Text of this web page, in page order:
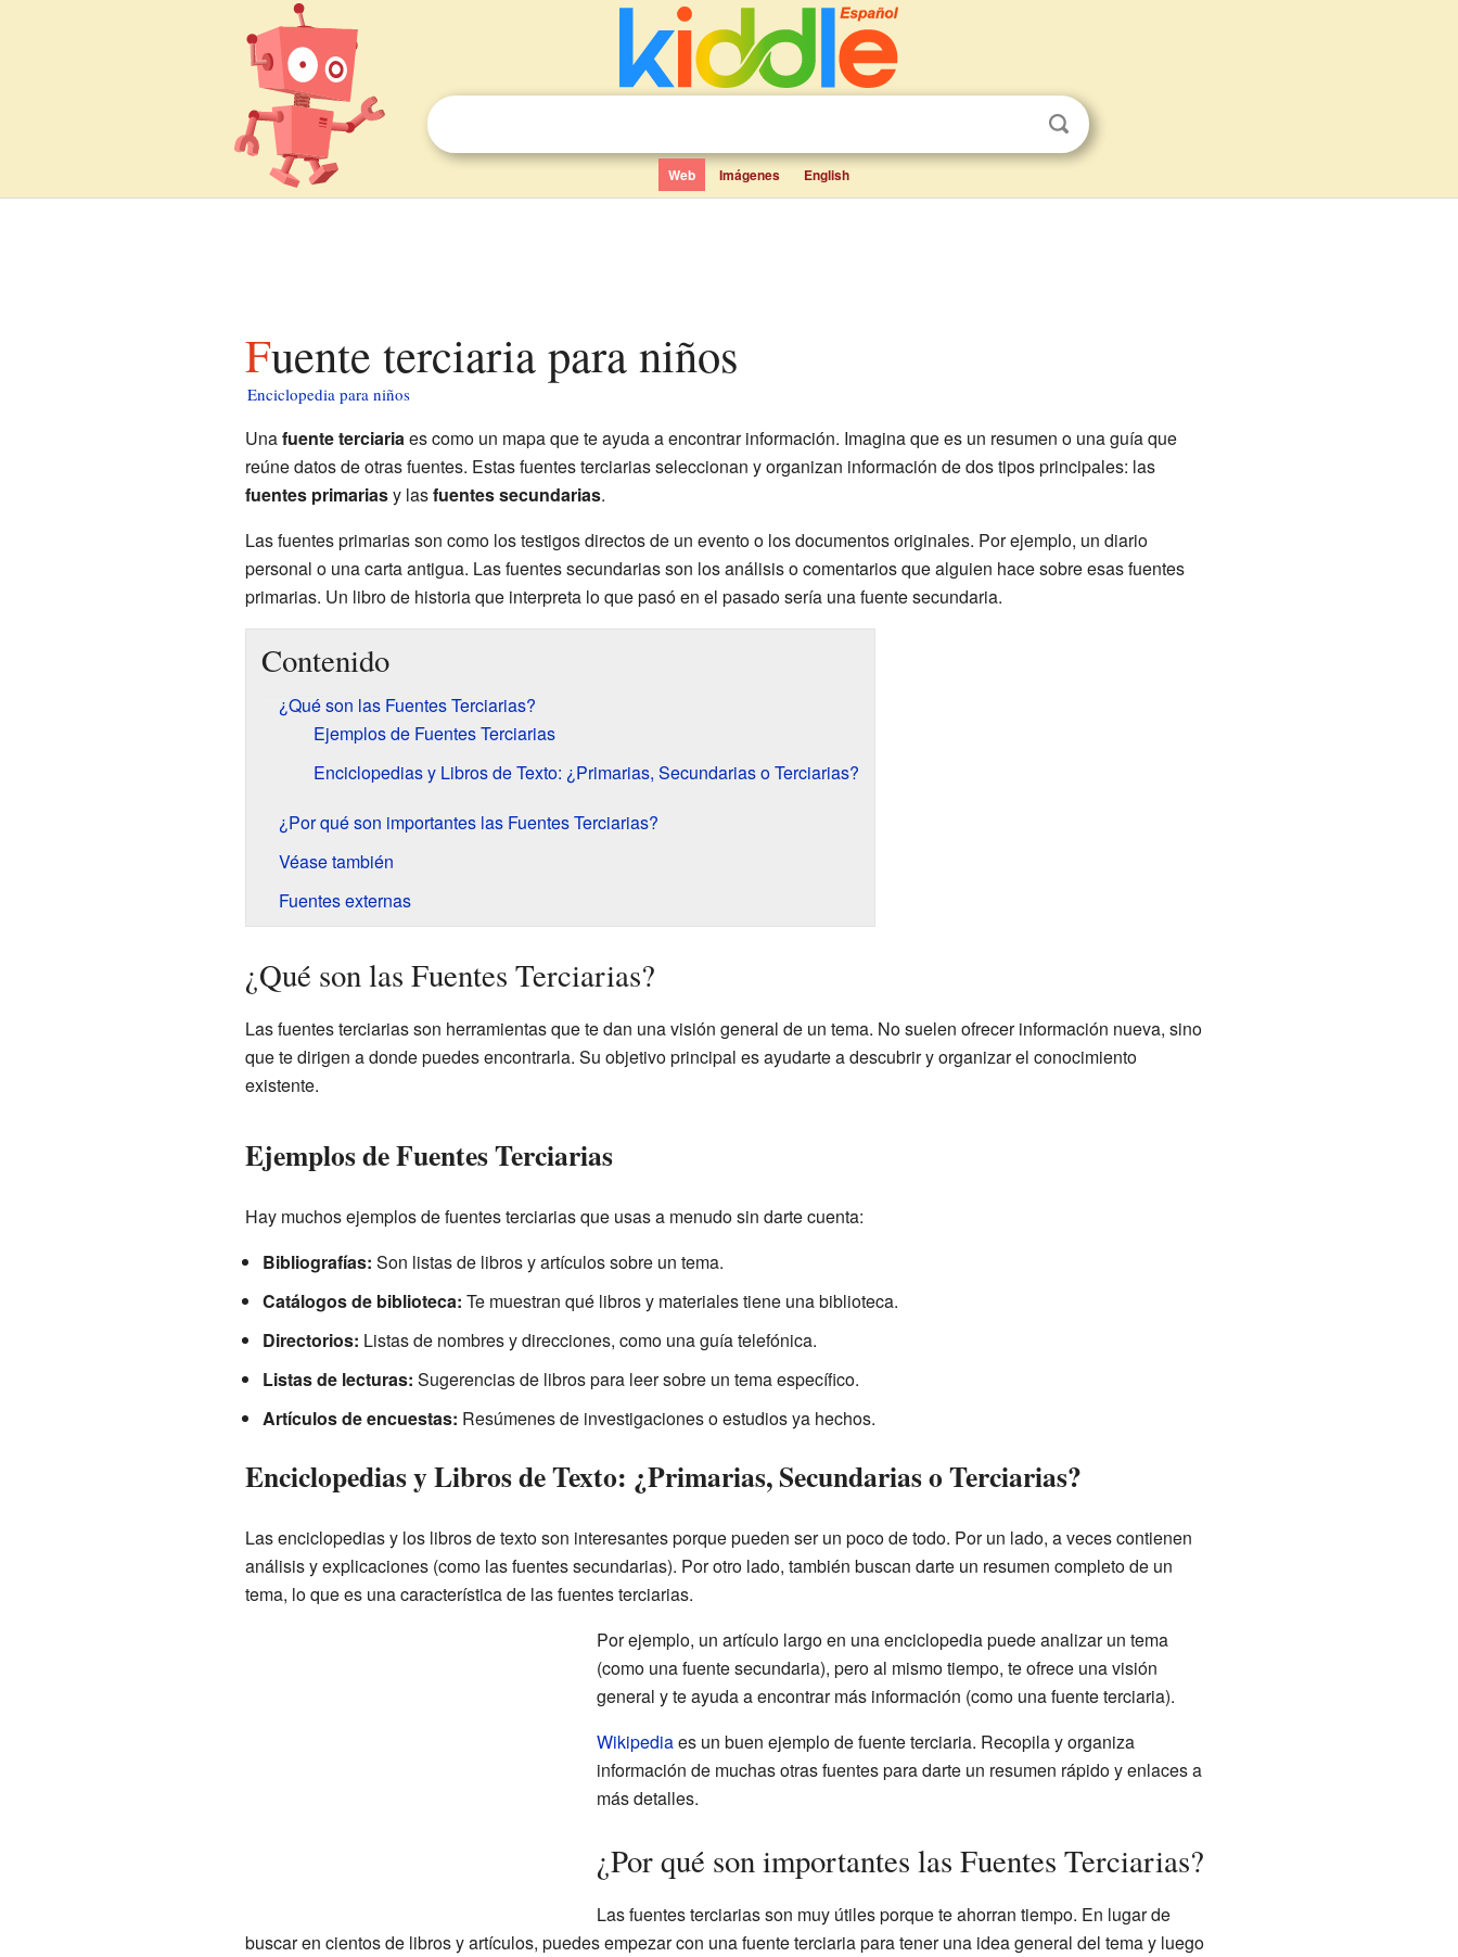
Web Imágenes English
Fuente terciaria para niños
Enciclopedia para niños
Unafuente terciariaes como un mapa que te ayuda a encontrar información. Imagina que es un resumen o una guía que
reúne datos de otras fuentes. Estas fuentes terciarias seleccionan y organizan información de dos tipos principales: las
fuentes primariasy lasfuentes secundarias.
Las fuentes primarias son como los testigos directos de un evento o los documentos originales. Por ejemplo, un diario
personal o una carta antigua. Las fuentes secundarias son los análisis o comentarios que alguien hace sobre esas fuentes
primarias. Un libro de historia que interpreta lo que pasó en el pasado sería una fuente secundaria.
Contenido
¿Qué son las Fuentes Terciarias?
Ejemplos de Fuentes Terciarias
Enciclopedias y Libros de Texto: ¿Primarias, Secundarias o Terciarias?
¿Por qué son importantes las Fuentes Terciarias?
Véase también
Fuentes externas
¿Qué son las Fuentes Terciarias?
Las fuentes terciarias son herramientas que te dan una visión general de un tema. No suelen ofrecer información nueva, sino
que te dirigen a donde puedes encontrarla. Su objetivo principal es ayudarte a descubrir y organizar el conocimiento
existente.
Ejemplos de Fuentes Terciarias
Hay muchos ejemplos de fuentes terciarias que usas a menudo sin darte cuenta:
Bibliografías: Son listas de libros y artículos sobre un tema.
Catálogos de biblioteca: Te muestran qué libros y materiales tiene una biblioteca.
Directorios: Listas de nombres y direcciones, como una guía telefónica.
Listas de lecturas: Sugerencias de libros para leer sobre un tema específico.
Artículos de encuestas: Resúmenes de investigaciones o estudios ya hechos.
Enciclopedias y Libros de Texto: ¿Primarias, Secundarias o Terciarias?
Las enciclopedias y los libros de texto son interesantes porque pueden ser un poco de todo. Por un lado, a veces contienen
análisis y explicaciones (como las fuentes secundarias). Por otro lado, también buscan darte un resumen completo de un
tema, lo que es una característica de las fuentes terciarias.
Por ejemplo, un artículo largo en una enciclopedia puede analizar un tema
(como una fuente secundaria), pero al mismo tiempo, te ofrece una visión
general y te ayuda a encontrar más información (como una fuente terciaria).
Wikipediaes un buen ejemplo de fuente terciaria. Recopila y organiza
información de muchas otras fuentes para darte un resumen rápido y enlaces a
más detalles.
¿Por qué son importantes las Fuentes Terciarias?
Las fuentes terciarias son muy útiles porque te ahorran tiempo. En lugar de
buscar en cientos de libros y artículos, puedes empezar con una fuente terciaria para tener una idea general del tema y luego